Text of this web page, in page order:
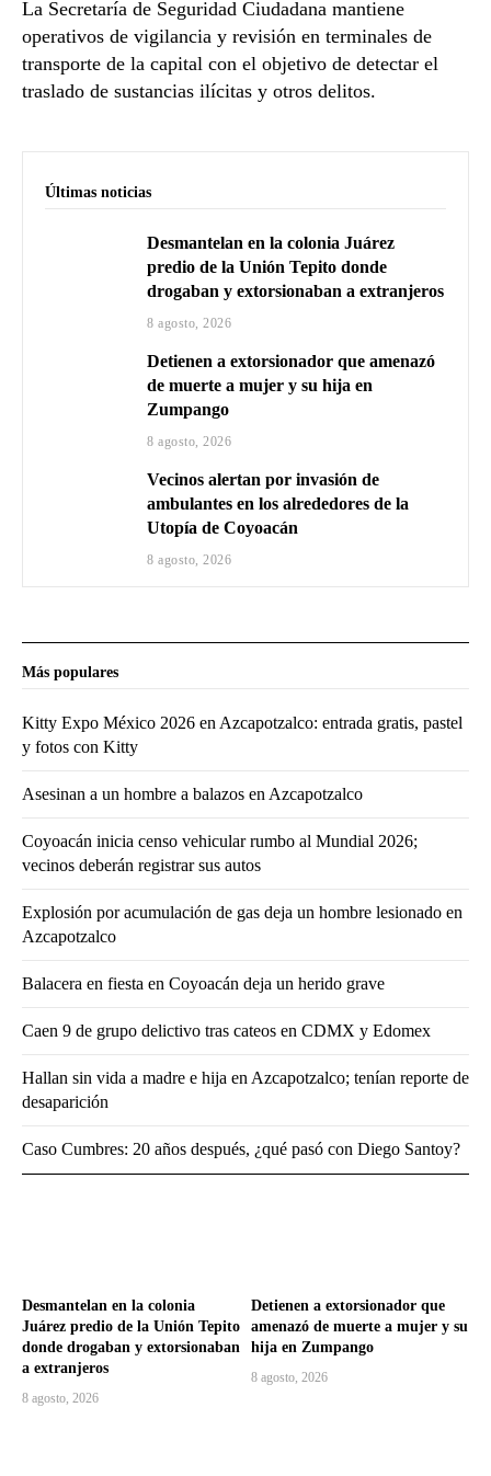
La Secretaría de Seguridad Ciudadana mantiene
operativos de vigilancia y revisión en terminales de
transporte de la capital con el objetivo de detectar el
traslado de sustancias ilícitas y otros delitos.
Últimas noticias
Desmantelan en la colonia Juárez
predio de la Unión Tepito donde
drogaban y extorsionaban a extranjeros
8 agosto, 2026
Detienen a extorsionador que amenazó
de muerte a mujer y su hija en
Zumpango
8 agosto, 2026
Vecinos alertan por invasión de
ambulantes en los alrededores de la
Utopía de Coyoacán
8 agosto, 2026
Desmantelan en la colonia
Juárez predio de la Unión Tepito
donde drogaban y extorsionaban
a extranjeros
8 agosto, 2026
Detienen a extorsionador que
amenazó de muerte a mujer y su
hija en Zumpango
8 agosto, 2026
Más populares
Kitty Expo México 2026 en Azcapotzalco: entrada gratis, pastel
y fotos con Kitty
Asesinan a un hombre a balazos en Azcapotzalco
Coyoacán inicia censo vehicular rumbo al Mundial 2026;
vecinos deberán registrar sus autos
Explosión por acumulación de gas deja un hombre lesionado en
Azcapotzalco
Balacera en fiesta en Coyoacán deja un herido grave
Caen 9 de grupo delictivo tras cateos en CDMX y Edomex
Hallan sin vida a madre e hija en Azcapotzalco; tenían reporte de
desaparición
Caso Cumbres: 20 años después, ¿qué pasó con Diego Santoy?